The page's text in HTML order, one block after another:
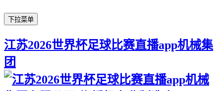
下拉菜单
江苏2026世界杯足球比赛直播app机械集
团